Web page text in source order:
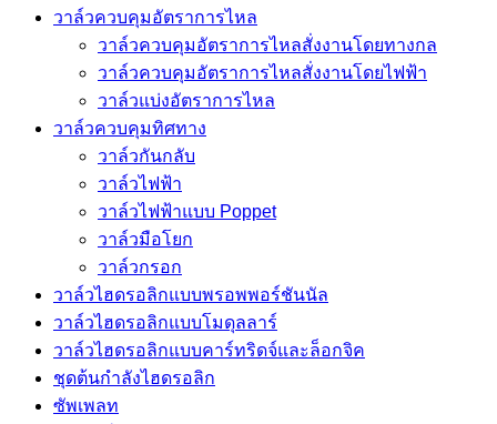
วาล์วควบคุมอัตราการไหล
วาล์วควบคุมอัตราการไหลสั่งงานโดยทางกล
วาล์วควบคุมอัตราการไหลสั่งงานโดยไฟฟ้า
วาล์วแบ่งอัตราการไหล
วาล์วควบคุมทิศทาง
วาล์วกันกลับ
วาล์วไฟฟ้า
วาล์วไฟฟ้าแบบ Poppet
วาล์วมือโยก
วาล์วกรอก
วาล์วไฮดรอลิกแบบพรอพพอร์ชันนัล
วาล์วไฮดรอลิกแบบโมดุลลาร์
วาล์วไฮดรอลิกแบบคาร์ทริดจ์และล็อกจิค
ชุดต้นกำลังไฮดรอลิก
ซัพเพลท